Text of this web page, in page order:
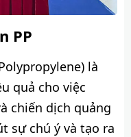
PP
là
quả cho việc
chiến dịch quảng
sự chú ý và tạo ra